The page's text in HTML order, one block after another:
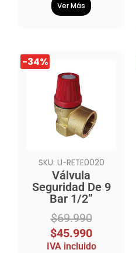
Ver Más
-34%
SKU: U-RETE0020
Válvula
Seguridad De 9
Bar 1/2”
$69.990
El
precio
original
$69.990.
$45.990
El
precio
actual
$45.990.
IVA incluido